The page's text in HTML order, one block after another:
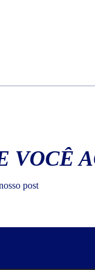
VOCÊ
post